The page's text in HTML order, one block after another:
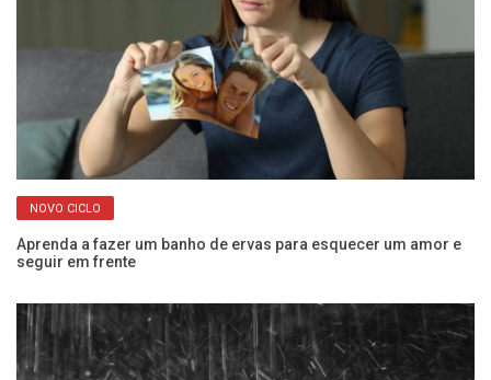
NOVO CICLO
Aprenda a fazer um banho de ervas para esquecer um amor e
seguir em frente